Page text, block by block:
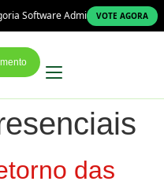
Software Administrativo!VOTE AGORA
das